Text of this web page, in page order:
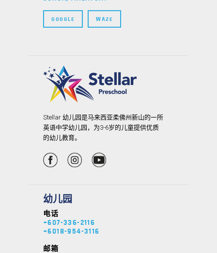
GOOGLE WAZE
Stellar 幼儿园是马来西亚柔佛州新山的一所
英语中学幼儿园，为3-6岁的儿童提供优质
的幼儿教育。
幼儿园
电话
+607-336-2116
+6018-954-3116
邮箱